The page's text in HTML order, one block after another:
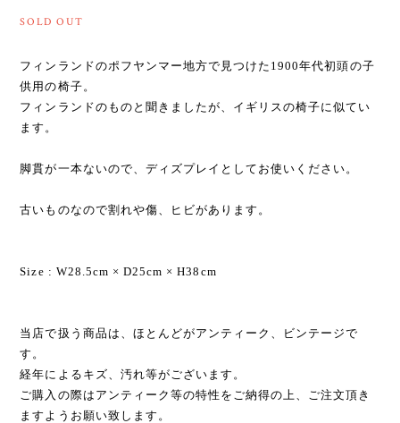
SOLD OUT
フィンランドのポフヤンマー地方で見つけた1900年代初頭の子
供用の椅子。
フィンランドのものと聞きましたが、イギリスの椅子に似てい
ます。
脚貫が一本ないので、ディズプレイとしてお使いください。
古いものなので割れや傷、ヒビがあります。
Size : W28.5cm × D25cm × H38cm
当店で扱う商品は、ほとんどがアンティーク、ビンテージで
す。
経年によるキズ、汚れ等がございます。
ご購入の際はアンティーク等の特性をご納得の上、ご注文頂き
ますようお願い致します。